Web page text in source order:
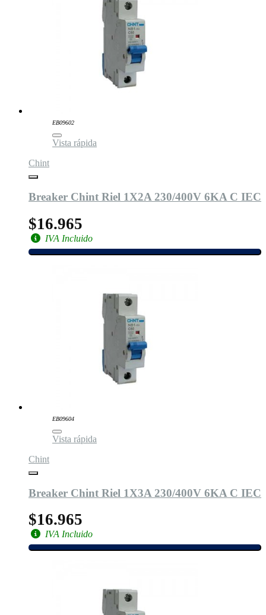
EB09602
Vista rápida
Chint
Breaker Chint Riel 1X2A 230/400V 6KA C IEC
$16.965
IVA Incluido
EB09604
Vista rápida
Chint
Breaker Chint Riel 1X3A 230/400V 6KA C IEC
$16.965
IVA Incluido